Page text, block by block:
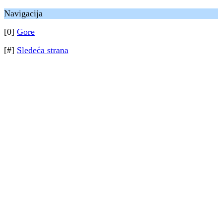
Navigacija
[0] Gore
[#] Sledeća strana